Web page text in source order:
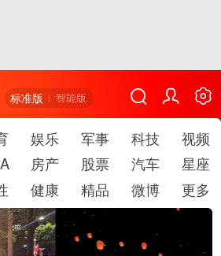
标准版 智能版
娱乐 军事 科技
视频
房产 股票 汽车
星座
健康 精品 微博 更多